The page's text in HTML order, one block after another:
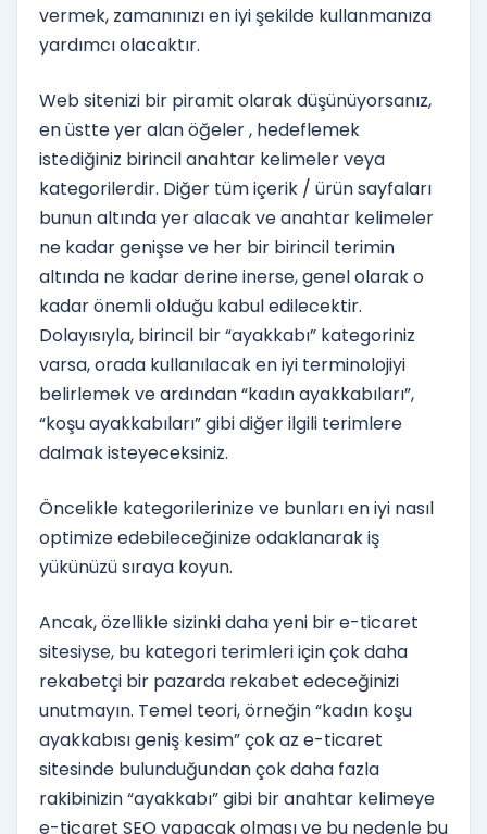
vermek, zamanınızı en iyi şekilde kullanmanıza
yardımcı olacaktır.
Web sitenizi bir piramit olarak düşünüyorsanız,
en üstte yer alan öğeler , hedeflemek
istediğiniz birincil anahtar kelimeler veya
kategorilerdir. Diğer tüm içerik / ürün sayfaları
bunun altında yer alacak ve anahtar kelimeler
ne kadar genişse ve her bir birincil terimin
altında ne kadar derine inerse, genel olarak o
kadar önemli olduğu kabul edilecektir.
Dolayısıyla, birincil bir “ayakkabı” kategoriniz
varsa, orada kullanılacak en iyi terminolojiyi
belirlemek ve ardından “kadın ayakkabıları”,
“koşu ayakkabıları” gibi diğer ilgili terimlere
dalmak isteyeceksiniz.
Öncelikle kategorilerinize ve bunları en iyi nasıl
optimize edebileceğinize odaklanarak iş
yükünüzü sıraya koyun.
Ancak, özellikle sizinki daha yeni bir e-ticaret
sitesiyse, bu kategori terimleri için çok daha
rekabetçi bir pazarda rekabet edeceğinizi
unutmayın. Temel teori, örneğin “kadın koşu
ayakkabısı geniş kesim” çok az e-ticaret
sitesinde bulunduğundan çok daha fazla
rakibinizin “ayakkabı” gibi bir anahtar kelimeye
e-ticaret SEO yapacak olması ve bu nedenle bu